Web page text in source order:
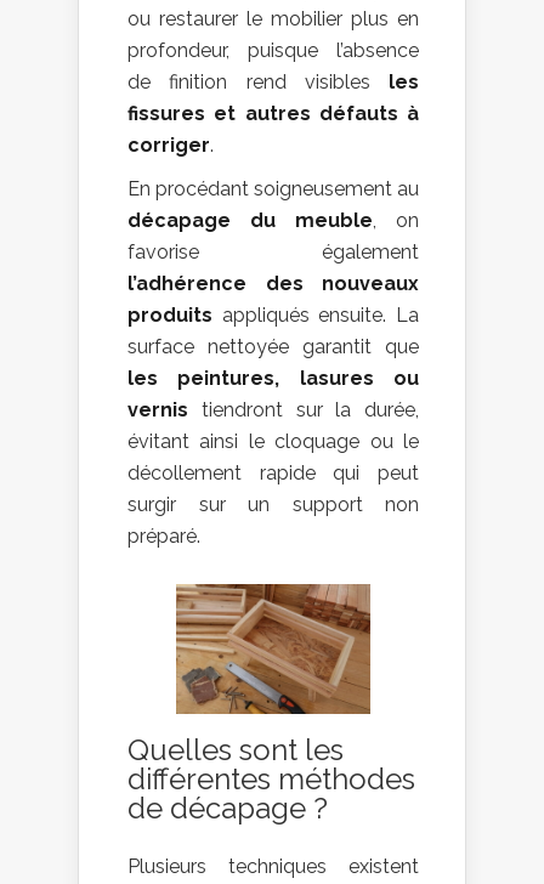
ou restaurer le mobilier plus en
profondeur, puisque l’absence
de finition rend visibles les
fissures et autres défauts à
corriger.
En procédant soigneusement au
décapage du meuble, on
favorise également
l’adhérence des nouveaux
produits appliqués ensuite. La
surface nettoyée garantit que
les peintures, lasures ou
vernis tiendront sur la durée,
évitant ainsi le cloquage ou le
décollement rapide qui peut
surgir sur un support non
préparé.
Quelles sont les
différentes méthodes
de décapage ?
Plusieurs techniques existent